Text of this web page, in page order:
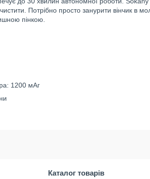
Потрібно просто занурити вінчик в
пінкою.
1200 мАг
Каталог товарів